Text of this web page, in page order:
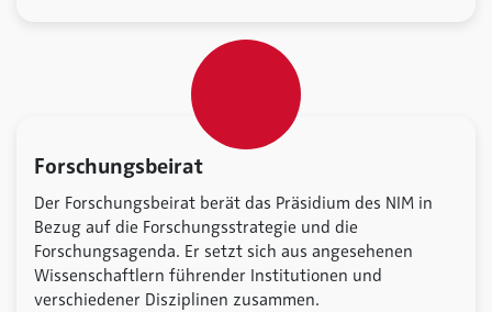
Forschungsbeirat
Der Forschungsbeirat berät das Präsidium des NIM in
Bezug auf die Forschungsstrategie und die
Forschungsagenda. Er setzt sich aus angesehenen
Wissenschaftlern führender Institutionen und
verschiedener Disziplinen zusammen.